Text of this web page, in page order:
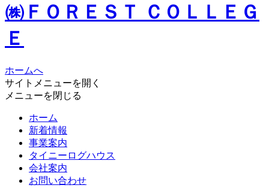
㈱ＦＯＲＥＳＴ ＣＯＬＬＥＧ
Ｅ
ホームへ
サイトメニューを開く
メニューを閉じる
ホーム
新着情報
事業案内
タイニーログハウス
会社案内
お問い合わせ